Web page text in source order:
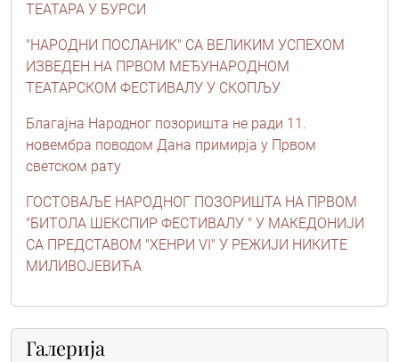
ТЕАТАРА У БУРСИ
"НАРОДНИ ПОСЛАНИК" СА ВЕЛИКИМ УСПЕХОМ
ИЗВЕДЕН НА ПРВОМ МЕЂУНАРОДНОМ
ТЕАТАРСКОМ ФЕСТИВАЛУ У СКОПЉУ
Благајна Народног позоришта не ради 11.
новембра поводом Дана примирја у Првом
светском рату
ГОСТОВАЉЕ НАРОДНОГ ПОЗОРИШТА НА ПРВОМ
"БИТОЛА ШЕКСПИР ФЕСТИВАЛУ " У МАКЕДОНИЈИ
СА ПРЕДСТАВОМ "ХЕНРИ VI" У РЕЖИЈИ НИКИТЕ
МИЛИВОЈЕВИЋА
Галерија